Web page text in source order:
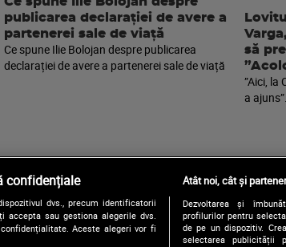
publicarea declarației de avere a
partenerei sale de viață
Ce spune Ilie Bolojan despre publicarea
declarației de avere a partenerei sale de viață
să
”Aici, la
a ajuns”.
Urmărește-ne și pe:
confidențiale
dvs., precum identificatorii
accepta sau gestiona alegerile dvs.
Aceste alegeri vor fi
Atât noi, cât și
Dezvoltarea și
profilurilor pentru
de pe un dispozitiv.
selectarea publicității